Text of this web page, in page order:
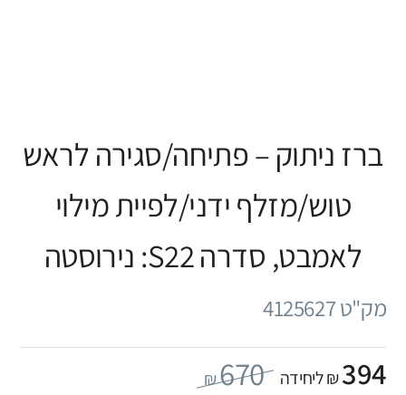
ברז ניתוק – פתיחה/סגירה לראש
טוש/מזלף ידני/לפיית מילוי
לאמבט, סדרה S22: נירוסטה
מק"ט 4125627
394₪ ליחידה 670
₪